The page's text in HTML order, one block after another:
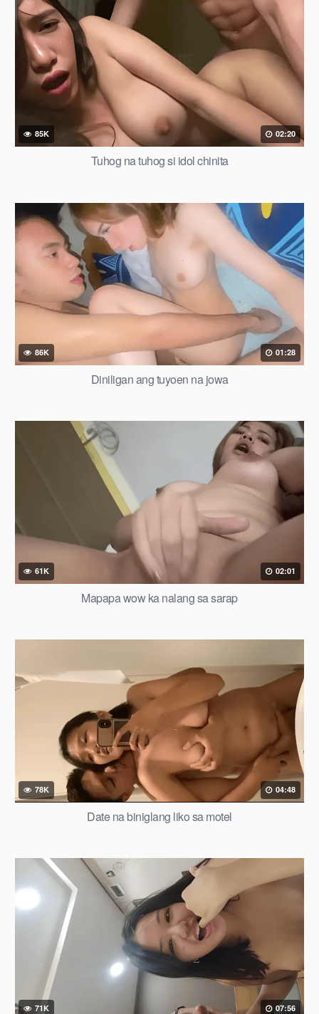
85K 02:20
Tuhog na tuhog si idol chinita
86K 01:28
Diniligan ang tuyoen na jowa
61K 02:01
Mapapa wow ka nalang sa sarap
78K 04:48
Date na biniglang liko sa motel
71K 07:56